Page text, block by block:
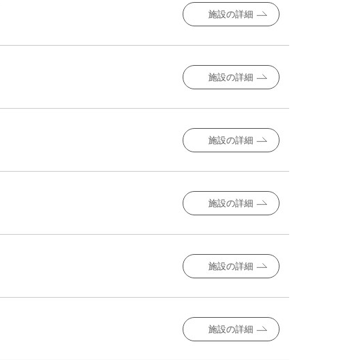
施設の詳細
施設の詳細
施設の詳細
施設の詳細
施設の詳細
施設の詳細